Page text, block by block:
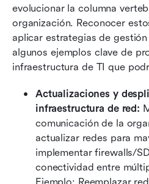
evolucionar la columna
organización. Reconocer
aplicar estrategias de
algunos ejemplos clave de
infraestructura de TI que
Actualizaciones y
infraestructura de red:
comunicación de la
actualizar redes para
implementar firewalls/
conectividad entre
Ejemplo: Reemplazar